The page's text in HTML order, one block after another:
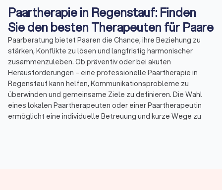
Paartherapie in Regenstauf: Finden
Sie den besten Therapeuten für Paare
Paarberatung bietet Paaren die Chance, ihre Beziehung zu
stärken, Konflikte zu lösen und langfristig harmonischer
zusammenzuleben. Ob präventiv oder bei akuten
Herausforderungen – eine professionelle Paartherapie in
Regenstauf kann helfen, Kommunikationsprobleme zu
überwinden und gemeinsame Ziele zu definieren. Die Wahl
eines lokalen Paartherapeuten oder einer Paartherapeutin
ermöglicht eine individuelle Betreuung und kurze Wege zu